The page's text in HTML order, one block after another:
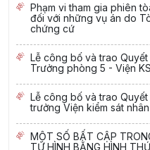
Phạm vi tham gia phiên
đối với những vụ án do
chứng cứ
Lễ công bố và trao
Trưởng phòng 5 - Viện
Lễ công bố và trao
trưởng Viện kiểm sát
MỘT SỐ BẤT CẬP
TỬ HÌNH BẰNG HÌNH